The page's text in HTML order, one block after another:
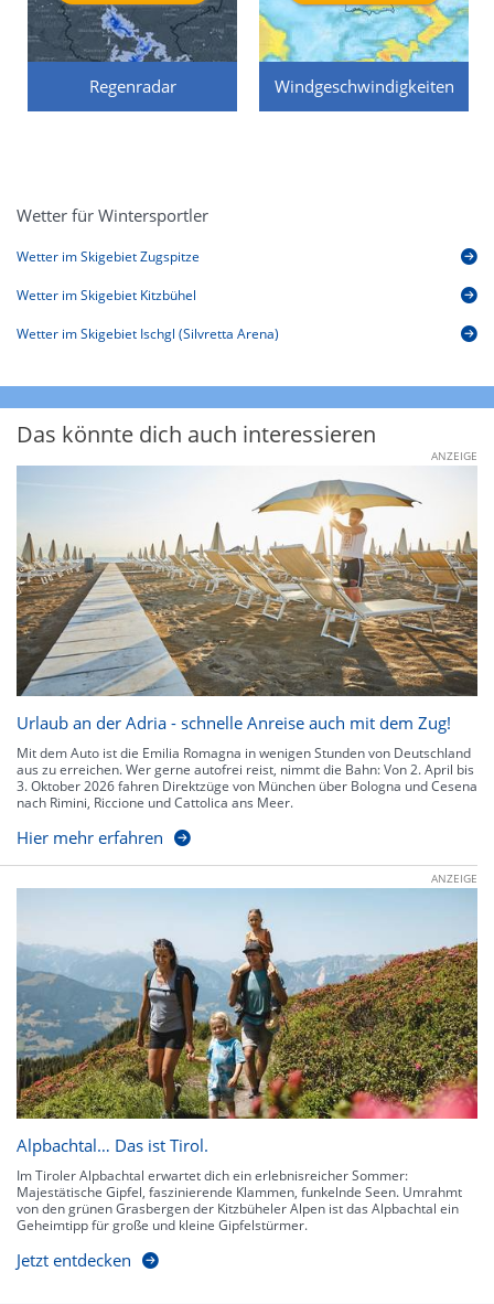
Regenradar Windgeschwindigkeiten
Wetter für Wintersportler
Wetter im Skigebiet Zugspitze
Wetter im Skigebiet Kitzbühel
Wetter im Skigebiet Ischgl (Silvretta Arena)
Das könnte dich auch interessieren
ANZEIGE
Urlaub an der Adria - schnelle Anreise auch mit dem Zug!
Mit dem Auto ist die Emilia Romagna in wenigen Stunden von Deutschland
aus zu erreichen. Wer gerne autofrei reist, nimmt die Bahn: Von 2. April bis
3. Oktober 2026 fahren Direktzüge von München über Bologna und Cesena
nach Rimini, Riccione und Cattolica ans Meer.
Hier mehr erfahren
ANZEIGE
Alpbachtal… Das ist Tirol.
Im Tiroler Alpbachtal erwartet dich ein erlebnisreicher Sommer:
Majestätische Gipfel, faszinierende Klammen, funkelnde Seen. Umrahmt
von den grünen Grasbergen der Kitzbüheler Alpen ist das Alpbachtal ein
Geheimtipp für große und kleine Gipfelstürmer.
Jetzt entdecken